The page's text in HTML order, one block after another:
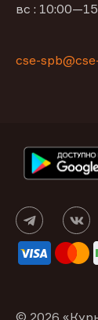
вс :
cse-
© 2026